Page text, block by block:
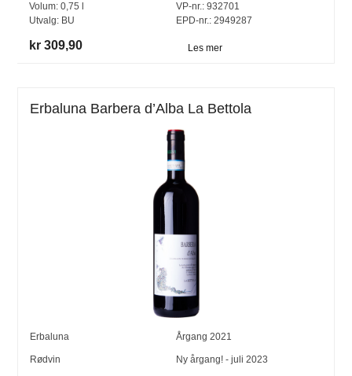
Volum:0,75
Utvalg: BU
VP-nr.:932701
EPD-nr.: 2949287
kr 309,90 Les mer
Erbaluna Barbera d’Alba La Bettola
Erbaluna Årgang 2021
Rødvin Ny årgang! - juli 2023